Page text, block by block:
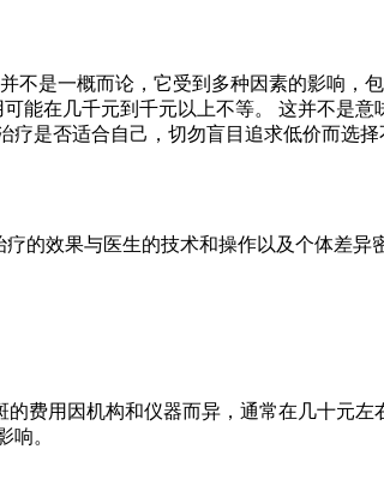
不是一概而论，它受到多种因素的影响，
能在几千元到千元以上不等。 这并不是意
是否适合自己，切勿盲目追求低价而选择
的效果与医生的技术和操作以及个体差异
费用因机构和仪器而异，通常在几十元
响。